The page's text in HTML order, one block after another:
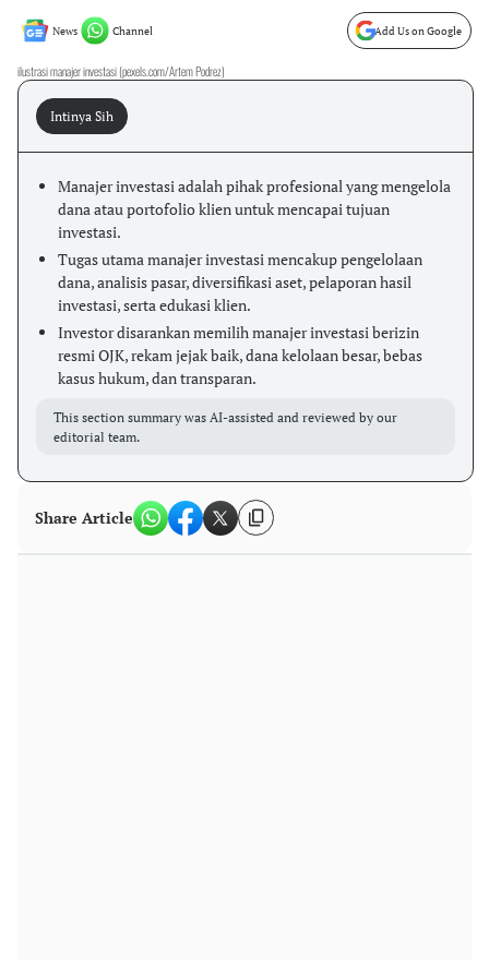
News Channel Add Us on Google
ilustrasi manajer investasi (pexels.com/Artem Podrez)
Intinya Sih
Manajer investasi adalah pihak profesional yang mengelola
dana atau portofolio klien untuk mencapai tujuan
investasi.
Tugas utama manajer investasi mencakup pengelolaan
dana, analisis pasar, diversifikasi aset, pelaporan hasil
investasi, serta edukasi klien.
Investor disarankan memilih manajer investasi berizin
resmi OJK, rekam jejak baik, dana kelolaan besar, bebas
kasus hukum, dan transparan.
This section summary was AI-assisted and reviewed by our
editorial team.
Share Article